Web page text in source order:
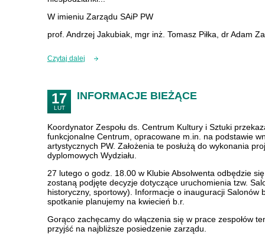
W imieniu Zarządu SAiP PW
prof. Andrzej Jakubiak, mgr inż. Tomasz Piłka, dr Adam
Czytaj dalej
17
LUT
INFORMACJE BIEŻĄCE
Koordynator Zespołu ds. Centrum Kultury i Sztuki
funkcjonalne Centrum, opracowane m.in. na podstawie
artystycznych PW. Założenia te posłużą do wykonania
dyplomowych Wydziału.
27 lutego o godz. 18.00 w Klubie Absolwenta odbędzie
zostaną podjęte decyzje dotyczące uruchomienia tzw.
historyczny, sportowy). Informacje o inauguracji
spotkanie planujemy na kwiecień b.r.
Gorąco zachęcamy do włączenia się w prace zespołów
przyjść na najbliższe posiedzenie zarządu.